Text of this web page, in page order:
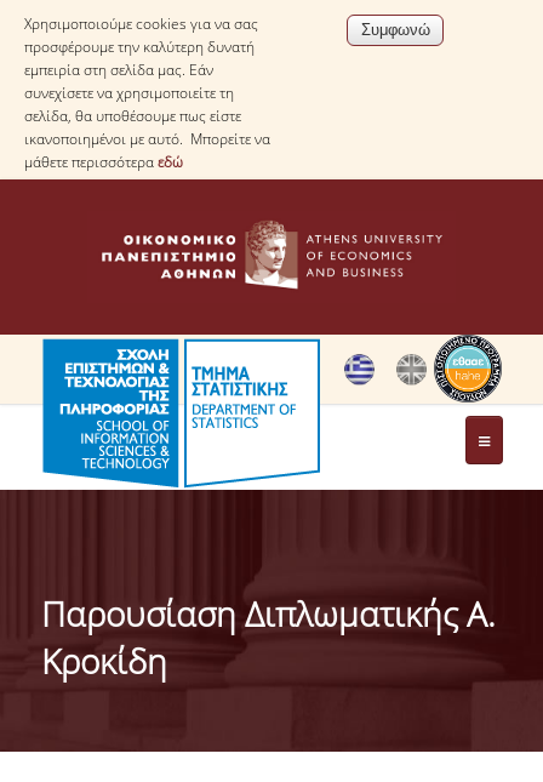
Χρησιμοποιούμε cookies για να σας
προσφέρουμε την καλύτερη δυνατή
εμπειρία στη σελίδα μας. Εάν
συνεχίσετε να χρησιμοποιείτε τη
σελίδα, θα υποθέσουμε πως είστε
ικανοποιημένοι με αυτό. Μπορείτε να
μάθετε περισσότεραεδώ
ΤΟ ΤΜΗΜΑ
ΔΙΟΙΚΗΣΗ ΤΟΥ ΤΜΗΜΑΤΟΣ
ΣΥΝΕΛΕΥΣΗ ΤΜΗΜΑΤΟΣ
Παρουσίαση Διπλωματικής Α.
Κροκίδη